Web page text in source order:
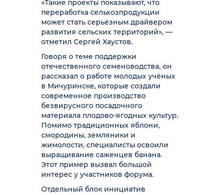
«Такие проекты показывают, что
переработка сельхозпродукции
может стать серьёзным драйвером
развития сельских территорий», —
отметил Сергей Хаустов.
Говоря о теме поддержки
отечественного семеноводства, он
рассказал о работе молодых учёных
в Мичуринске, которые создали
современное производство
безвирусного посадочного
материала плодово-ягодных культур.
Помимо традиционных яблони,
смородины, земляники и
жимолости, специалисты освоили
выращивание саженцев банана.
Этот пример вызвал большой
интерес у участников форума.
Отдельный блок инициатив